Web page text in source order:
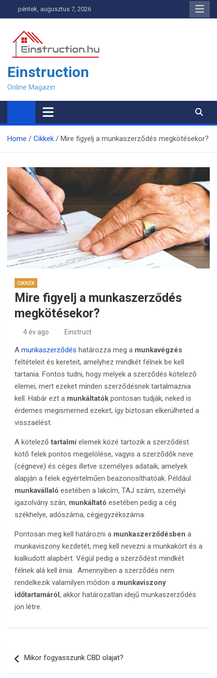
to
content
péntek, augusztus 7, 2026
Einstruction
Online Magazin
Home Cikkek Mire figyelj a munkaszerződés megkötésekor?
CIKKEK
Mire figyelj a munkaszerződés
megkötésekor?
4 év ago Einstruct
A munkaszerződés határozza meg a munkavégzés
feltételeit és kereteit, amelyhez mindkét félnek be kell
tartania. Fontos tudni, hogy melyek a szerződés kötelező
elemei, mert ezeket minden szerződésnek tartalmaznia
kell. Habár ezt a munkáltatók pontosan tudják, neked is
érdemes megismerned ezeket, így biztosan elkerülheted a
visszaélést.
A kötelezőtartalmi elemek közé tartozik a szerződést
kötő felek pontos megjelölése, vagyis a szerződők neve
(cégneve) és céges illetve személyes adataik, amelyek
alapján a felek egyértelműen beazonosíthatóak. Például
munkavállaló esetében a lakcím, TAJ szám, személyi
igazolvány szán, munkáltató esetében pedig a cég
székhelye, adószáma, cégjegyzékszáma.
Pontosan meg kell határozni a munkaszerződésben a
munkaviszony kezdetét, meg kell nevezni a munkakört és a
kialkudott alapbért. Végül pedig a szerződést mindkét
félnek alá kell írnia. Amennyiben a szerződés nem
rendelkezik valamilyen módon a munkaviszony
időtartamáról, akkor határozatlan idejű munkaszerződés
jön létre.
navigáció
Mikor fogyasszunk CBD olajat?